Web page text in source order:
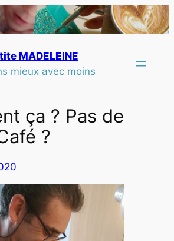
MADELEINE
mieux avec moins
ça ? Pas de
?